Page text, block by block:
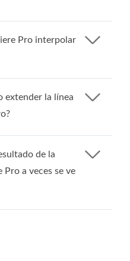
Pro interpolar
extender la línea
de la
a veces se ve